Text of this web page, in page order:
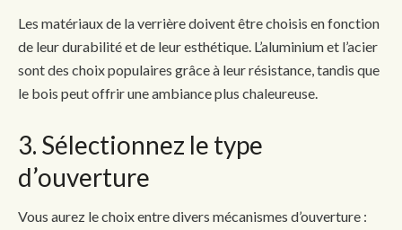
Les matériaux de la verrière doivent être choisis en fonction
de leur durabilité et de leur esthétique. L’aluminium et l’acier
sont des choix populaires grâce à leur résistance, tandis que
le bois peut offrir une ambiance plus chaleureuse.
3. Sélectionnez le type
d’ouverture
Vous aurez le choix entre divers mécanismes d’ouverture :